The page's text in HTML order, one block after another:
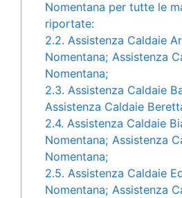
Nomentana per tutte le
riportate:
2.2. Assistenza Caldaie
Nomentana; Assistenza
Nomentana;
2.3. Assistenza Caldaie
Assistenza Caldaie
2.4. Assistenza Caldaie
Nomentana; Assistenza
Nomentana;
2.5. Assistenza Caldaie
Nomentana; Assistenza